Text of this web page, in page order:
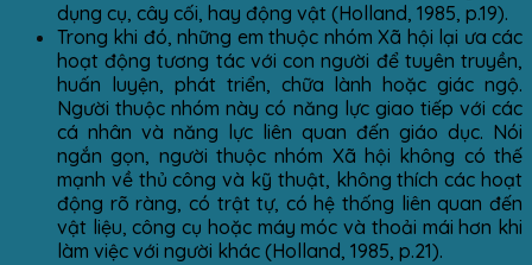
dụng cụ, cây cối, hay động vật (Holland, 1985, p.19).
Trong khi đó, những em thuộc nhóm Xã hội lại ưa các
hoạt động tương tác với con người để tuyên truyền,
huấn luyện, phát triển, chữa lành hoặc giác ngộ.
Người thuộc nhóm này có năng lực giao tiếp với các
cá nhân và năng lực liên quan đến giáo dục. Nói
ngắn gọn, người thuộc nhóm Xã hội không có thế
mạnh về thủ công và kỹ thuật, không thích các hoạt
động rõ ràng, có trật tự, có hệ thống liên quan đến
vật liệu, công cụ hoặc máy móc và thoải mái hơn khi
làm việc với người khác (Holland, 1985, p.21).